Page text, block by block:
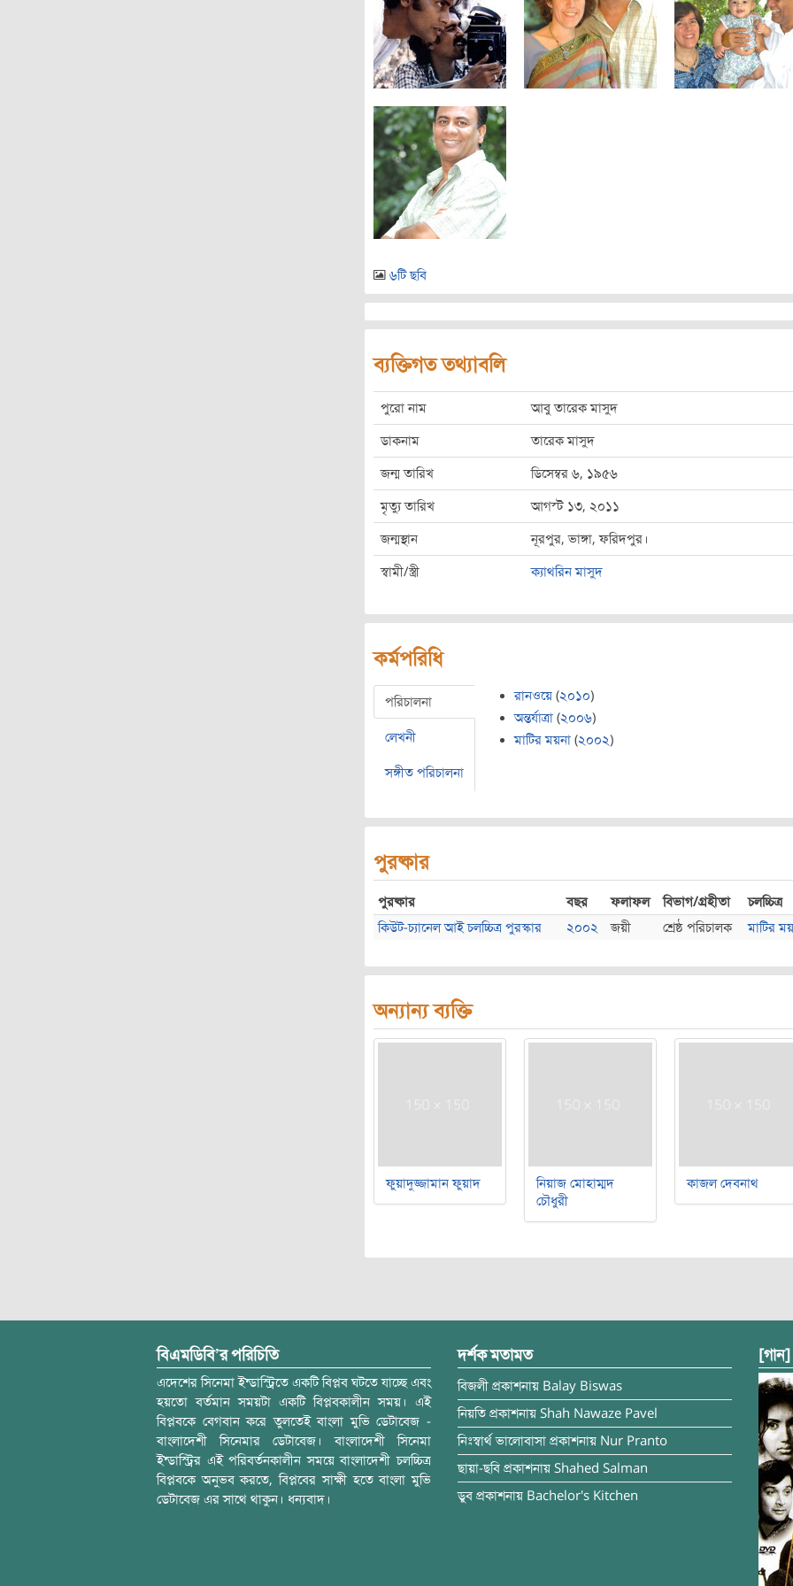
৬টি ছবি
ব্যক্তিগত তথ্যাবলি
পুরো নাম আবু তারেক মাসুদ
ডাকনাম তারেক মাসুদ
জন্ম তারিখ ডিসেম্বর ৬, ১৯৫৬
মৃত্যু তারিখ আগস্ট ১৩, ২০১১
জন্মস্থান নূরপুর, ভাঙ্গা, ফরিদপুর।
স্বামী/স্ত্রী ক্যাথরিন মাসুদ
কর্মপরিধি
পরিচালনা
লেখনী
সঙ্গীত পরিচালনা
রানওয়ে (২০১০)
অন্তর্যাত্রা (২০০৬)
মাটির ময়না (২০০২)
পুরষ্কার
পুরষ্কার বছর ফলাফল বিভাগ/গ্রহীতা
চলচ্চিত্র
কিউট-চ্যানেল আই চলচ্চিত্র পুরস্কার
২০০২ জয়ী শ্রেষ্ঠ পরিচালক মাটির
অন্যান্য ব্যক্তি
ফুয়াদুজ্জামান ফুয়াদ
নিয়াজ মোহাম্মদ
চৌধুরী
কাজল দেবনাথ
বিএমডিবি’র পরিচিতি
এদেশের সিনেমা ইন্ডাস্ট্রিতে একটি বিপ্লব ঘটতে যাচ্ছে এবং
হয়তো বর্তমান সময়টা একটি বিপ্লবকালীন সময়। এই
বিপ্লবকে বেগবান করে তুলতেই বাংলা মুভি ডেটাবেজ -
বাংলাদেশী সিনেমার ডেটাবেজ। বাংলাদেশী সিনেমা
ইন্ডাস্ট্রির এই পরিবর্তনকালীন সময়ে বাংলাদেশী চলচ্চিত্র
বিপ্লবকে অনুভব করতে, বিপ্লবের সাক্ষী হতে বাংলা মুভি
ডেটাবেজ এর সাথে থাকুন। ধন্যবাদ।
দর্শক মতামত
বিজলী প্রকাশনায় Balay Biswas
নিয়তি প্রকাশনায় Shah Nawaze Pavel
নিঃস্বার্থ ভালোবাসা প্রকাশনায় Nur Pranto
ছায়া-ছবি প্রকাশনায় Shahed Salman
ডুব প্রকাশনায় Bachelor's Kitchen
[গান]